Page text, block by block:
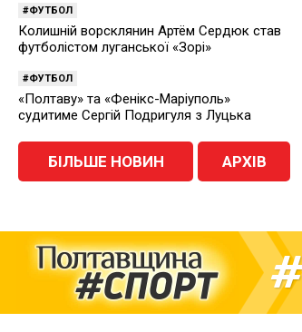
ФУТБОЛ
Колишній ворсклянин Артём Сердюк став
футболістом луганської «Зорі»
ФУТБОЛ
«Полтаву» та «Фенікс-Маріуполь»
судитиме Сергій Подригуля з Луцька
БІЛЬШЕ НОВИН АРХІВ